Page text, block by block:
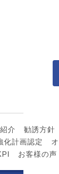
介 勧誘方針
化計画認定
お客様の声